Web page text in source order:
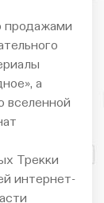
продажами
а
вселенной
Трекки
интернет-